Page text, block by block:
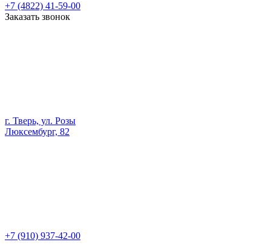
+7 (4822) 41-59-00
Заказать звонок
г. Тверь, ул. Розы
Люксембург, 82
+7 (910) 937-42-00